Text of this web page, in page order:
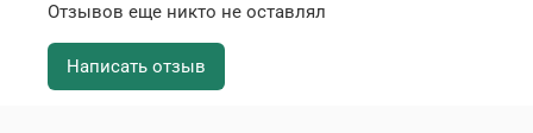
Отзывов еще никто не оставлял
Написать отзыв